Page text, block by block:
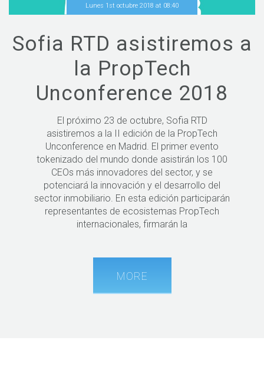
Lunes 1st octubre 2018 at 08:40
Sofia RTD asistiremos a
la PropTech
Unconference 2018
El próximo 23 de octubre, Sofia RTD
asistiremos a la II edición de la PropTech
Unconference en Madrid. El primer evento
tokenizado del mundo donde asistirán los 100
CEOs más innovadores del sector, y se
potenciará la innovación y el desarrollo del
sector inmobiliario. En esta edición participarán
representantes de ecosistemas PropTech
internacionales, firmarán la
MORE